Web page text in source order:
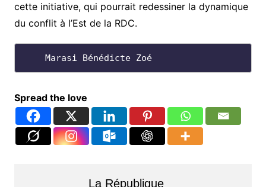
cette initiative, qui pourrait redessiner la dynamique
du conflit à l’Est de la RDC.
    Marasi Bénédicte Zoé
Spread the love
La République